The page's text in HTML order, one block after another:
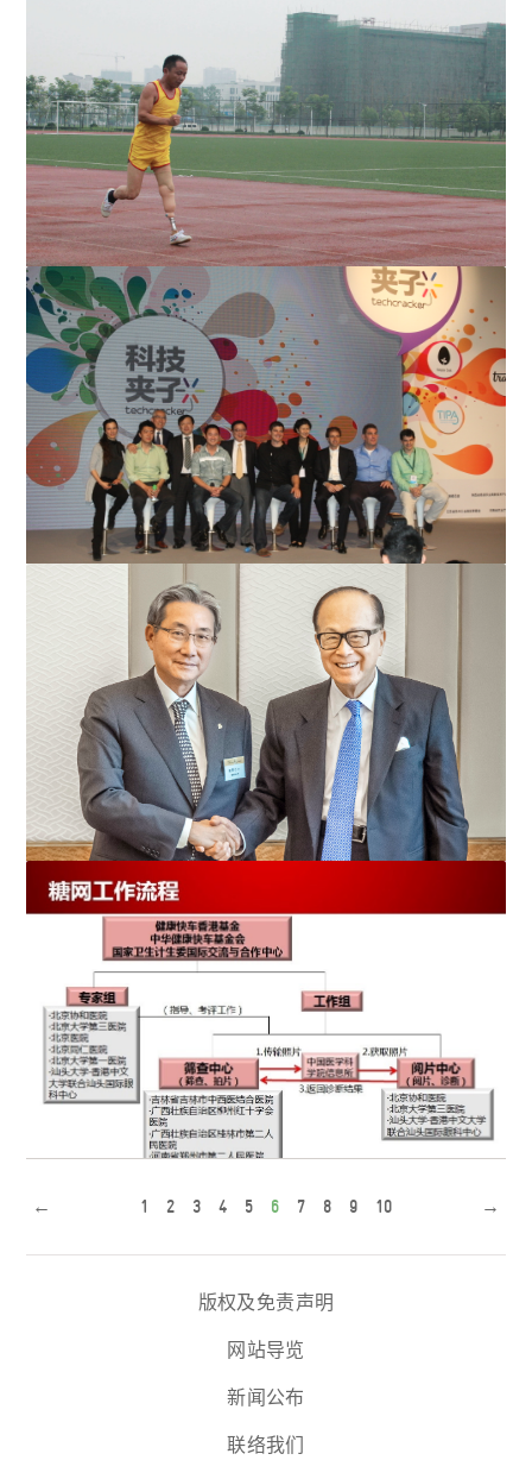
李嘉诚基金会与中残联再度合作 捐资一亿支持长江新里
程计划
科技夹子·中国创新日
守护天使 守望尊严
健康快车 “糖尿病视网膜病变”筛查防治 一期试点启动仪
← 1 2 3 4 5 6 7 8 9 10 →
版权及免责声明
网站导览
新闻公布
联络我们